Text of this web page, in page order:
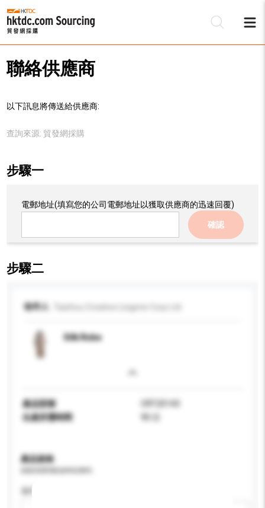
聯絡供應商
以下訊息將傳送給供應商:
查詢來源: 貿發網採購
步驟一
電郵地址(填寫您的公司電郵地址以獲取供應商的迅速回覆)
確認
步驟二
收件人
Silk Robe
產品型號
CRT20143
生產所需時間
90 日
產品規格